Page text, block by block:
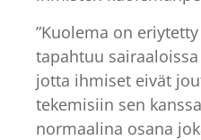
”Kuolema on
tapahtuu
jotta ihmiset eivät
tekemisiin sen
normaalina osana